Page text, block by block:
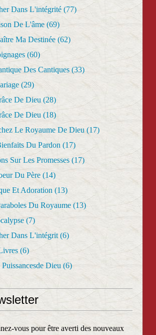
Dans L'intégrité (77)
De L'âme (69)
Ma Destinée (62)
(60)
Des Cantiques (33)
(29)
De Dieu (28)
De Dieu (18)
Le Royaume De Dieu (17)
Du Pardon (17)
Sur Les Promesses (17)
Du Père (14)
Et Adoration (13)
Du Royaume (13)
(7)
Dans L'intégrit (6)
(6)
Dieu (6)
vous pour être averti des nouveaux